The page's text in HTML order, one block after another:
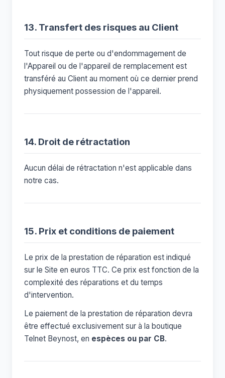
13. Transfert des risques au Client
Tout risque de perte ou d'endommagement de
l'Appareil ou de l'appareil de remplacement est
transféré au Client au moment où ce dernier prend
physiquement possession de l'appareil.
14. Droit de rétractation
Aucun délai de rétractation n'est applicable dans
notre cas.
15. Prix et conditions de paiement
Le prix de la prestation de réparation est indiqué
sur le Site en euros TTC. Ce prix est fonction de la
complexité des réparations et du temps
d'intervention.
Le paiement de la prestation de réparation devra
être effectué exclusivement sur à la boutique
Telnet Beynost, en espèces ou par CB.